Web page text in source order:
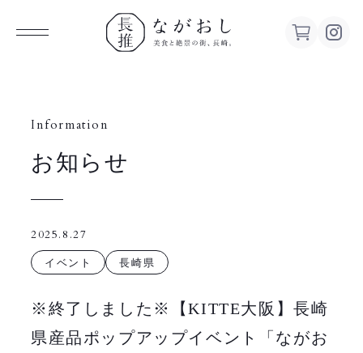
し 美食
と絶景の
崎。
Information
お知らせ
2025.8.27
イベント 長崎県
※終了しました※【KITTE大阪】長崎
県産品ポップアップイベント「ながお